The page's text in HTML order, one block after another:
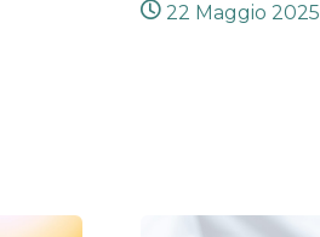
22 Maggio 2025